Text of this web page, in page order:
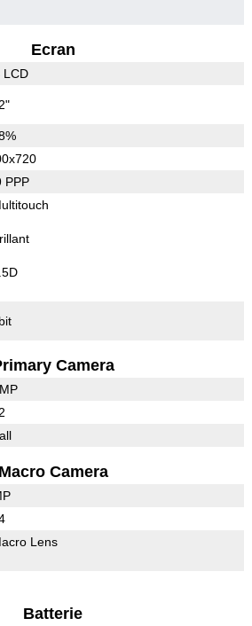
Ecran
LCD
PPP
Camera
Macro Camera
Lens
Batterie